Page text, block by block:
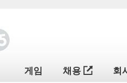
게임 채용 회